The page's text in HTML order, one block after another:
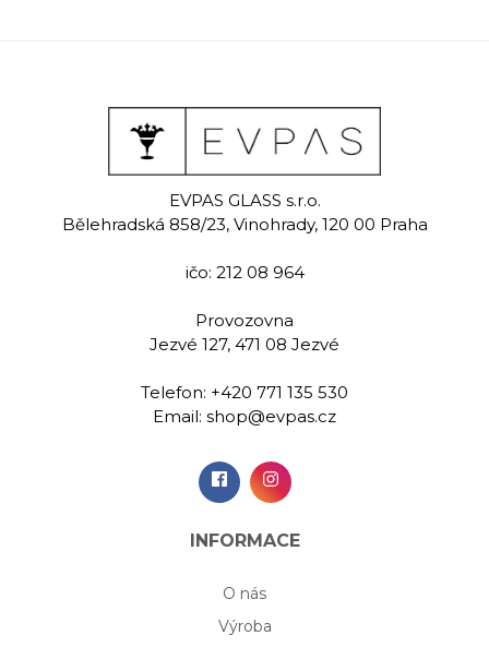
290 ml
Neat
Ručně rytá sklenice na
šampaňské 200 ml
Přidat do
EVPAS GLASS s.r.o.
Bělehradská 858/23, Vinohrady, 120 00 Praha
ičo: 212 08 964
Provozovna
Jezvé 127, 471 08 Jezvé
Telefon: +420 771 135 530
Email: shop@evpas.cz
INFORMACE
O nás
Výroba